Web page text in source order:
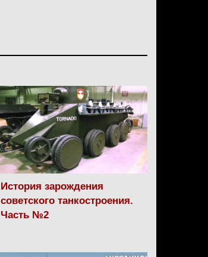
История зарождения
советского танкостроения.
Часть №2